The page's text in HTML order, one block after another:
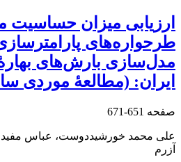
طرحواره‌های
مدل‌سازی بارش‌های
ایران: (مطالعۀ موردی سال
صفحه 651-671
علی محمد خورشیددوست، عباس
آزرم